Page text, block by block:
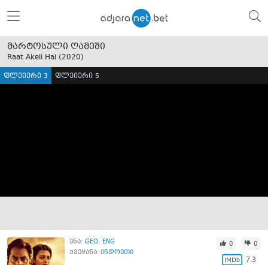
მარტოსული ღამეში
Raat Akeli Hai (2020)
ფლეიერი 3 ფლეიერი 5
ენა: GEO ENG
ქვეყანა: ინდოეთი
0 0
7.3